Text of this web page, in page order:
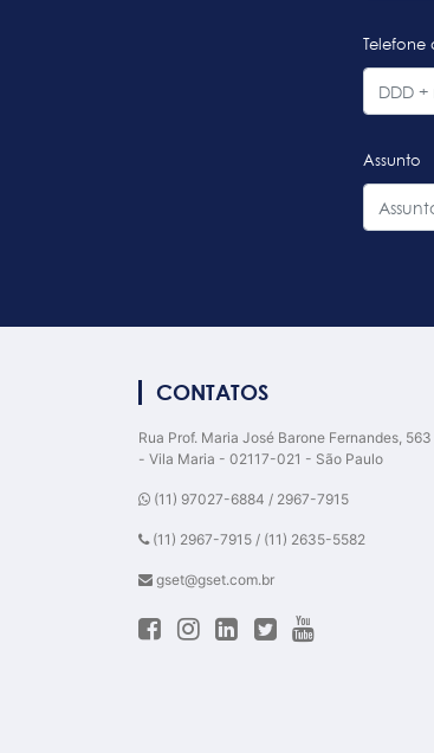
Telefone
Assunto
CONTATOS
Rua Prof. Maria José Barone Fernandes, 563
- Vila Maria - 02117-021 - São Paulo
(11) 97027-6884 / 2967-7915
(11) 2967-7915 / (11) 2635-5582
gset@gset.com.br